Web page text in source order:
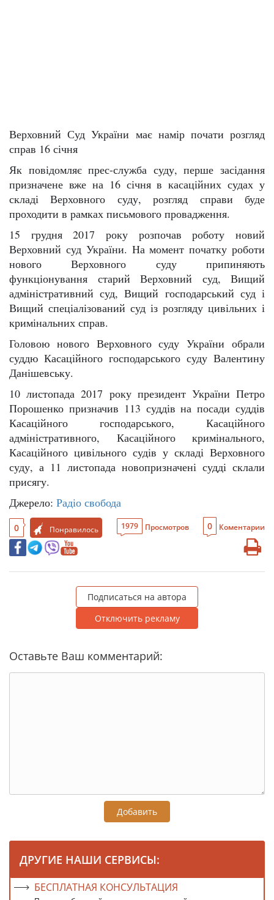
Верховний Суд України має намір почати розгляд
справ 16 січня
Як повідомляє прес-служба суду, перше засідання
призначене вже на 16 січня в касаційних судах у
складі Верховного суду, розгляд справи буде
проходити в рамках письмового провадження.
15 грудня 2017 року розпочав роботу новий
Верховний суд України. На момент початку роботи
нового Верховного суду припиняють
функціонування старий Верховний суд, Вищий
адміністративний суд, Вищий господарський суд і
Вищий спеціалізований суд із розгляду цивільних і
кримінальних справ.
Головою нового Верховного суду України обрали
суддю Касаційного господарського суду Валентину
Данішевську.
10 листопада 2017 року президент України Петро
Порошенко призначив 113 суддів на посади суддів
Касаційного господарського, Касаційного
адміністративного, Касаційного кримінального,
Касаційного цивільного судів у складі Верховного
суду, а 11 листопада новопризначені судді склали
присягу.
Джерело: Радіо свобода
0 Понравилось 1979 Просмотров 0 Коментарии
Подписаться на автора
Отключить рекламу
Оставьте Ваш комментарий:
Добавить
ДРУГИЕ НАШИ СЕРВИСЫ:
БЕСПЛАТНАЯ КОНСУЛЬТАЦИЯ